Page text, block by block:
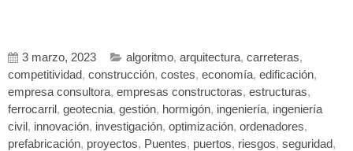
3 marzo, 2023 algoritmo, arquitectura, carreteras,
competitividad, construcción, costes, economía, edificación,
empresa consultora, empresas constructoras, estructuras,
ferrocarril , geotecnia, gestión, hormigón, ingeniería, ingeniería
civil , innovación, investigación, optimización, ordenadores,
prefabricación, proyectos, Puentes, puertos, riesgos, seguridad,